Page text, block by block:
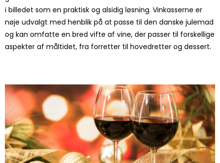
i billedet som en praktisk og alsidig løsning. Vinkasserne er
nøje udvalgt med henblik på at passe til den danske julemad
og kan omfatte en bred vifte af vine, der passer til forskellige
aspekter af måltidet, fra forretter til hovedretter og dessert.